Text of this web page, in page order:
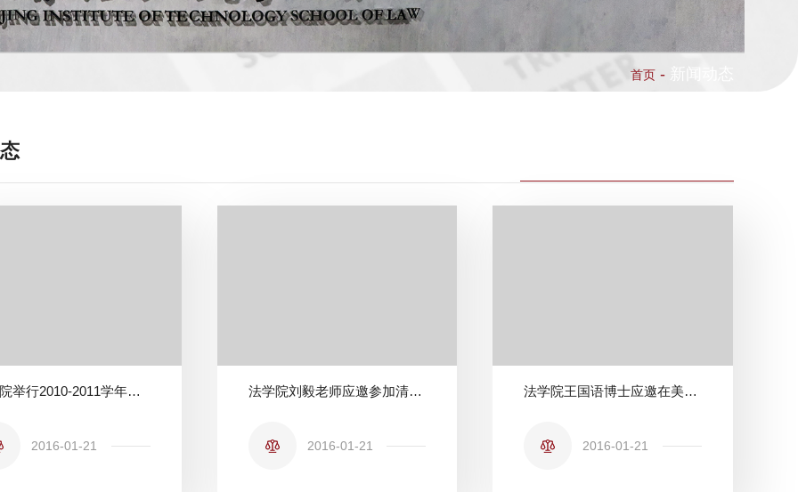
首页 -
法学院举行2010-2011学年第一学期末考试动员大会
2016-01-21
法学院刘毅老师应邀参加清华大学“国家理性与现代国家”国际学术研讨会
2016-01-21
法学院王国语博士应邀在美国密西西比大学国家遥感及航空航天法中心做讲座
2016-01-21